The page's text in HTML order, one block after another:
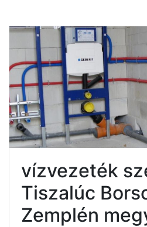
vízvezeték
Tiszalúc
Zemplén